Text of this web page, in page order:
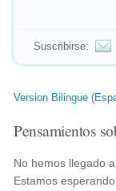
Suscribirse:
Version Bilingue
Pensamientos
No hemos llegado
Estamos